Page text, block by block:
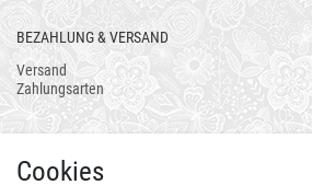
BEZAHLUNG & VERSAND
Versand
Zahlungsarten
Cookies